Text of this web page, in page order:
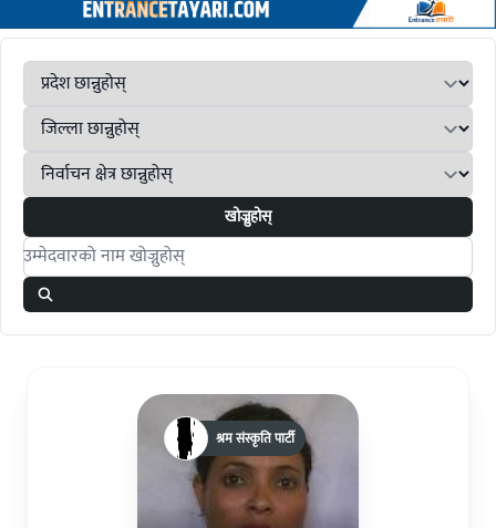
खोज्नुहोस्
Search candidates
श्रम संस्कृति पार्टी